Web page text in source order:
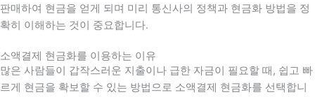
판매하여 현금을 얻게 되며 미리 통신사의 정책과 현금화 방법을 정
확히 이해하는 것이 중요합니다.
소액결제 현금화를 이용하는 이유
많은 사람들이 갑작스러운 지출이나 급한 자금이 필요할 때 , 쉽고 빠
르게 현금을 확보할 수 있는 방법으로 소액결제 현금화를 선택합니